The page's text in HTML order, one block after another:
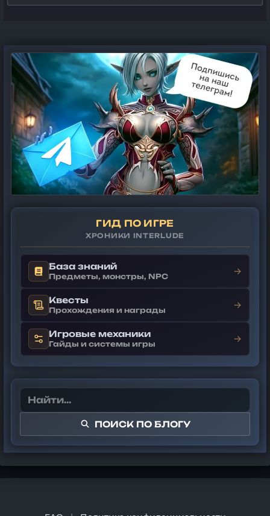
ГИД ПО ИГРЕ
ХРОНИКИ INTERLUDE
База знаний
Предметы, монстры, NPC →
Квесты
Прохождения и награды →
Игровые механики
Гайды и системы игры →
ПОИСК ПО БЛОГУ